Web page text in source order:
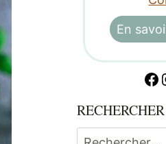
En
RECHERCHER
Rechercher :